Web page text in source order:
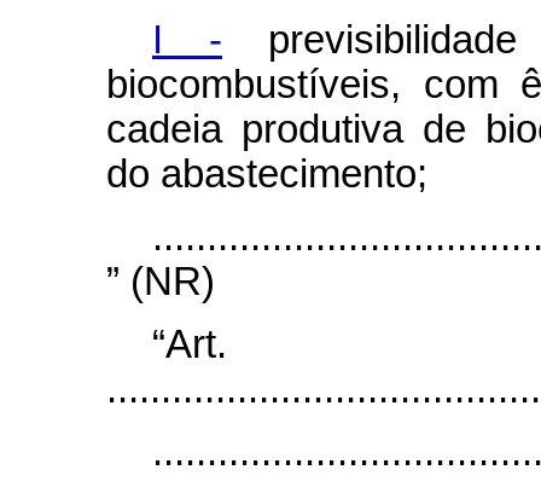
I -
biocombustíveis, com
cadeia produtiva de
do abastecimento;
” (NR)